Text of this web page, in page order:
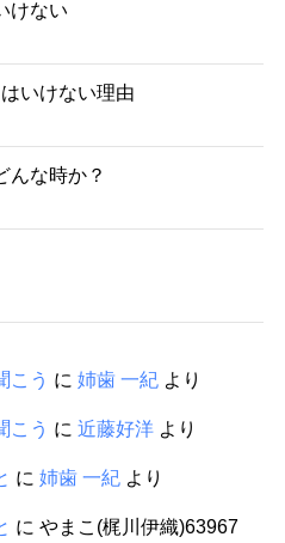
けない
いけない理由
んな時か？
こう に 姉歯 一紀より
こう に 近藤好洋より
に 姉歯 一紀より
に やまこ(梶川伊織)63967